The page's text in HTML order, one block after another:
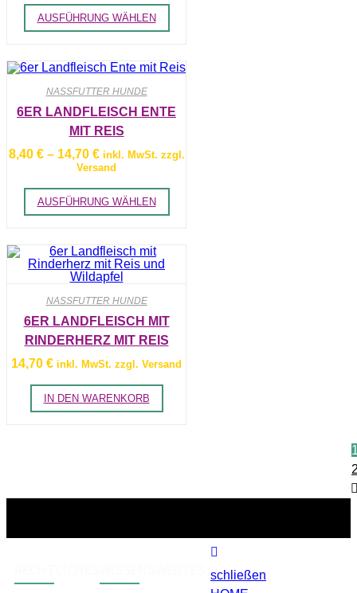
werden
14,70 €
AUSFÜHRUNG WÄHLEN
weist
Varianten
auf.
können
Produktseite
gewählt
NASSFUTTER HUNDE
6ER LANDFLEISCH ENTE
MIT REIS
8,40 € – 14,70 €Preisspanne:
8,40 €
14,70 €
inkl. MwSt. zzgl.
Versand
AUSFÜHRUNG WÄHLEN
weist
der
gewählt
werden
NASSFUTTER HUNDE
6ER LANDFLEISCH MIT
RINDERHERZ MIT REIS
UND WILDAPFEL
14,70 € inkl. MwSt. zzgl. Versand
IN DEN WARENKORB
schließen